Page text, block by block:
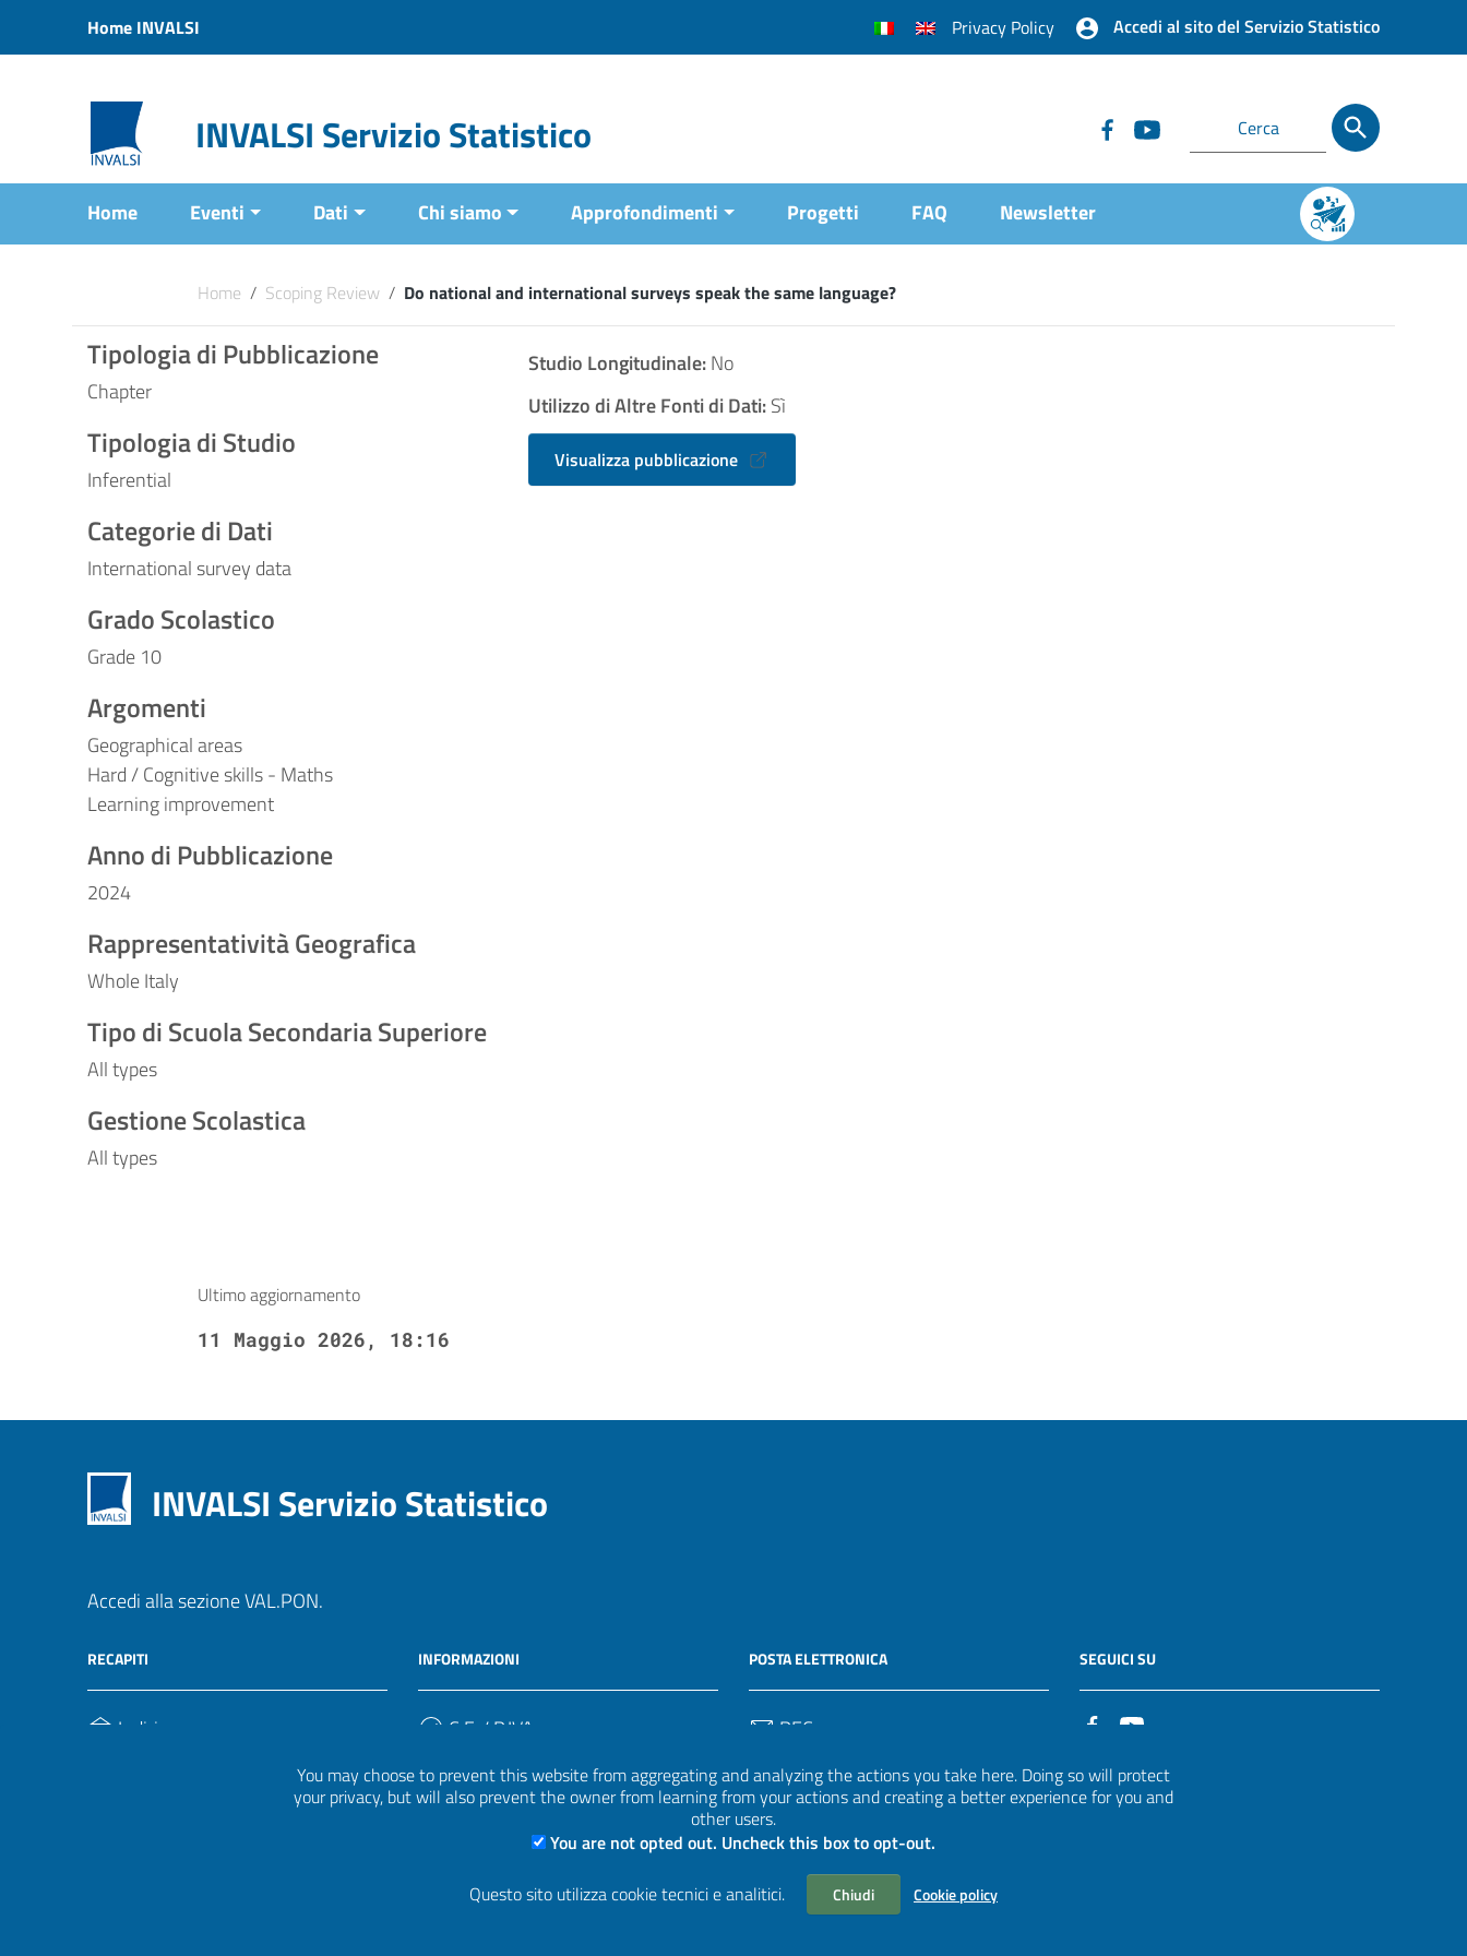
You may choose to prevent this website from aggregating and analyzing the actions you take here. Doing so will protect
your privacy, but will also prevent the owner from learning from your actions and creating a better experience for you and
other users.
You are not opted out. Uncheck this box to opt-out.
Questo sito utilizza cookie tecnici e analitici.
Chiudi Cookie policy
Vai al menu di navigazione
Home INVALSI Privacy Policy Accedi al sito del Servizio Statistico
INVALSI Servizio Statistico
Home Eventi Dati Chi siamo Approfondimenti Progetti FAQ Newsletter
Home / Scoping Review / Do national and international surveys speak the same language?
Tipologia di Pubblicazione
Chapter
Tipologia di Studio
Inferential
Categorie di Dati
International survey data
Grado Scolastico
Grade 10
Argomenti
Geographical areas
Hard / Cognitive skills - Maths
Learning improvement
Anno di Pubblicazione
2024
Rappresentatività Geografica
Whole Italy
Tipo di Scuola Secondaria Superiore
All types
Gestione Scolastica
All types
Studio Longitudinale:No
Utilizzo di Altre Fonti di Dati:Sì
Visualizza pubblicazione
Ultimo aggiornamento
11 Maggio 2026, 18:16
INVALSI Servizio Statistico
Accedi alla sezione VAL.PON.
RECAPITI
Indirizzo
INFORMAZIONI
C.F. / P.IVA
POSTA ELETTRONICA
PEC
Email
uff.statistico@invalsi.it
Email
restituzione.dati@invalsi.it
SEGUICI SU